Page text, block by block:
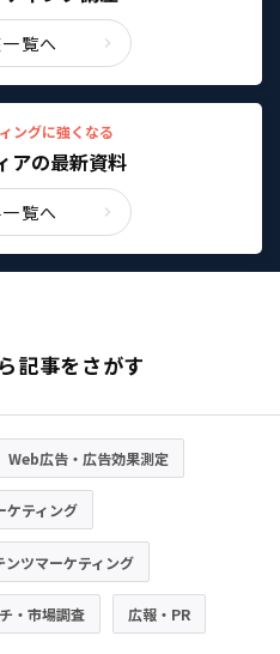
覧へ
ングに強くなる
の最新資料
覧へ
記事をさがす
Web広告・広告効果測定
ケティング
ンツマーケティング
・市場調査 広報・PR